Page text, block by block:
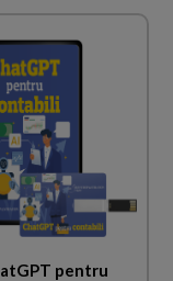
pentru